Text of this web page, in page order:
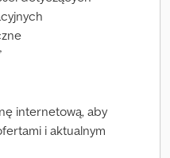
internetową, aby
i aktualnym